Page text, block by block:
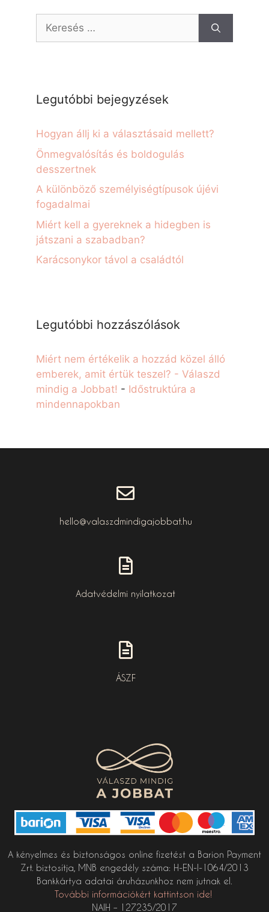
Legutóbbi bejegyzések
Hogyan állj ki a választásaid mellett?
Önmegvalósítás és boldogulás
desszertnek
A különböző személyiségtípusok újévi
fogadalmai
Miért kell a gyereknek a hidegben is
játszani a szabadban?
Karácsonykor távol a családtól
Legutóbbi hozzászólások
Miért nem értékelik a hozzád közel álló
emberek, amit értük teszel? - Válaszd
mindig a Jobbat! - Időstruktúra a
mindennapokban
hello@valaszdmindigajobbat.hu
Adatvédelmi nyilatkozat
ÁSZF
A kényelmes és biztonságos online fizetést a Barion Payment
Zrt. biztosítja, MNB engedély száma: H-EN-I-1064/2013
Bankkártya adatai áruházunkhoz nem jutnak el.
További információkért kattintson ide!
NAIH – 127235/2017